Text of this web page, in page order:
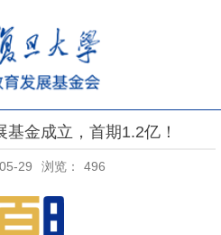
金成立，首期1.2亿！
29 浏览： 496